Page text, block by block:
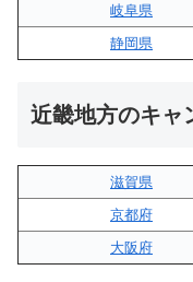
岐阜県
静岡県
近畿地方のキャ
滋賀県
京都府
大阪府